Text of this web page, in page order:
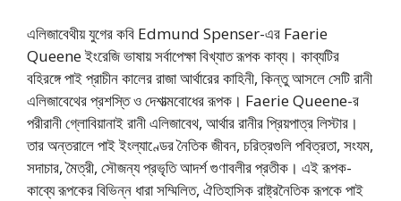
এলিজাবেথীয় যুগের কবি Edmund Spenser-এর Faerie
Queene ইংরেজি ভাষায় সর্বাপেক্ষা বিখ্যাত রূপক কাব্য। কাব্যটির
বহিরঙ্গে পাই প্রাচীন কালের রাজা আর্থারের কাহিনী, কিন্তু আসলে সেটি রানী
এলিজাবেথের প্রশস্তি ও দেশাত্মবোধের রূপক। Faerie Queene-র
পরীরানী গ্লোবিয়ানাই রানী এলিজাবেথ, আর্থার রানীর প্রিয়পাত্র লিস্টার।
তার অন্তরালে পাই ইংল্যাণ্ডের নৈতিক জীবন, চরিত্রগুলি পবিত্রতা, সংযম,
সদাচার, মৈত্রী, সৌজন্য প্রভৃতি আদর্শ গুণাবলীর প্রতীক। এই রূপক-
কাব্যে রূপকের বিভিন্ন ধারা সম্মিলিত, ঐতিহাসিক রাষ্ট্রনৈতিক রূপকে পাই